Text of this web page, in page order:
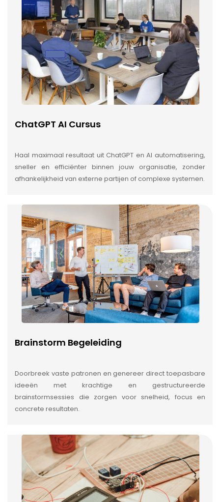
ChatGPT AI Cursus
Haal maximaal resultaat uit ChatGPT en AI automatisering,
sneller en efficiënter binnen jouw organisatie, zonder
afhankelijkheid van externe partijen of complexe systemen.
Brainstorm Begeleiding
Doorbreek vaste patronen en genereer direct toepasbare
ideeën met krachtige en gestructureerde
brainstormsessies die zorgen voor snelheid, focus en
concrete resultaten.